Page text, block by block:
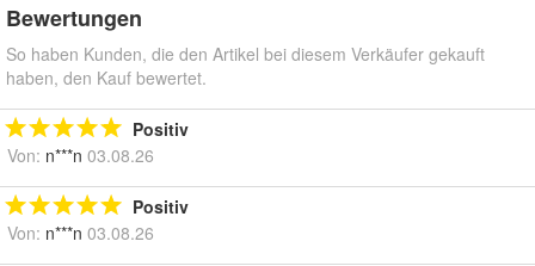
Bewertungen
So haben Kunden, die den Artikel bei diesem Verkäufer gekauft
haben, den Kauf bewertet.
Positiv
Von: n***n 03.08.26
Positiv
Von: n***n 03.08.26